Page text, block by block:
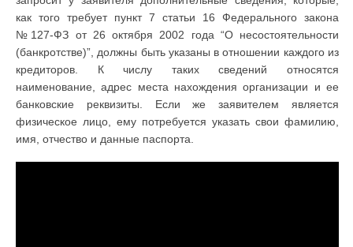
как того требует пункт 7 статьи 16 Федерального закона
№127-ФЗ от 26 октября 2002 года “О несостоятельности
(банкротстве)”, должны быть указаны в отношении каждого из
кредиторов. К числу таких сведений относятся
наименование, адрес места нахождения организации и ее
банковские реквизиты. Если же заявителем является
физическое лицо, ему потребуется указать свои фамилию,
имя, отчество и данные паспорта.